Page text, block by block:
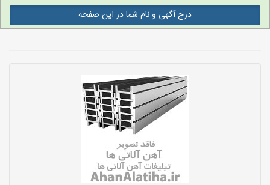
درج آگهی و نام شما در این صفحه